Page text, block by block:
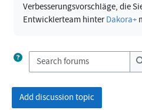
Verbesserungsvorschläge, die
Entwicklerteam hinterDakora+
Add discussion topic